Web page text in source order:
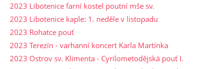
2023 Libotenice farní kostel poutní mše sv.
2023 Libotenice kaple: 1. neděle v listopadu
2023 Rohatce pouť
2023 Terezín - varhanní koncert Karla Martínka
2023 Ostrov sv. Klimenta - Cyrilometodějská pouť I.